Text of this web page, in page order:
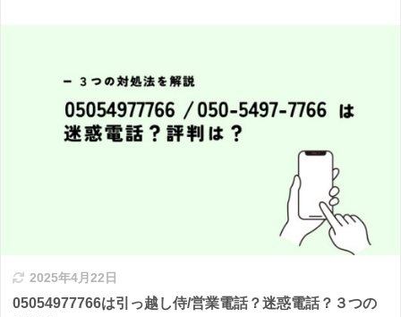
2025年4月22日
05054977766は引っ越し侍/営業電話？迷惑電話？３つの